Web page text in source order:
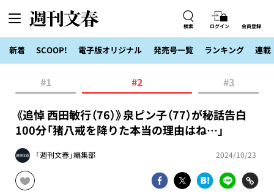
検索 ログイン 会員登録
新着 SCOOP! 電子版オリジナル 発売号一覧 ランキング 連載
#1 #2 #3
《追悼 西田敏行（76）》泉ピン子（77）が秘話告白
100分「猪八戒を降りた本当の理由はね…」
「週刊文春」編集部 2024/10/23